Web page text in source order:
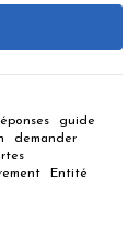
guide
demander
Entité